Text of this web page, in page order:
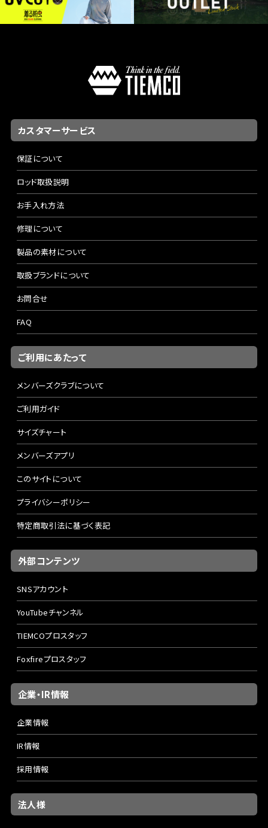
カスタマーサービス
保証について
ロッド取扱説明
お手入れ方法
修理について
製品の素材について
取扱ブランドについて
お問合せ
FAQ
ご利用にあたって
メンバーズクラブについて
ご利用ガイド
サイズチャート
メンバーズアプリ
このサイトについて
プライバシーポリシー
特定商取引法に基づく表記
外部コンテンツ
SNSアカウント
YouTubeチャンネル
TIEMCOプロスタッフ
Foxfireプロスタッフ
企業・IR情報
企業情報
IR情報
採用情報
法人様